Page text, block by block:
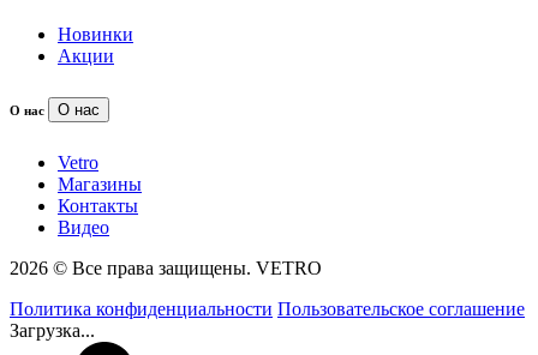
Новинки
Акции
О нас О нас
Vetro
Магазины
Контакты
Видео
2026 © Все права защищены. VETRO
Политика конфиденциальности Пользовательское соглашение
Загрузка...